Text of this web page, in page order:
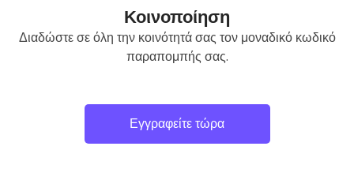
Κοινοποίηση
Διαδώστε σε όλη την κοινότητά σας τον μοναδικό κωδικό
παραπομπής σας.
Εγγραφείτε τώρα